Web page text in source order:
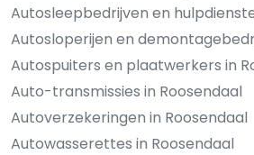
Autosleepbedrijven en
Autosloperijen en
Autospuiters en plaatwerkers in
Auto-transmissies in Roosendaal
Autoverzekeringen in Roosendaal
Autowasserettes in Roosendaal